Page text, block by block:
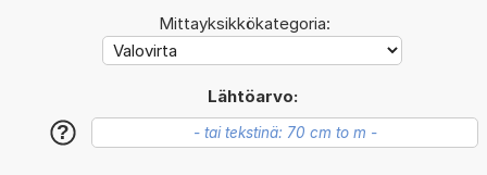
Mittayksikkökategoria:
Lähtöarvo:
?